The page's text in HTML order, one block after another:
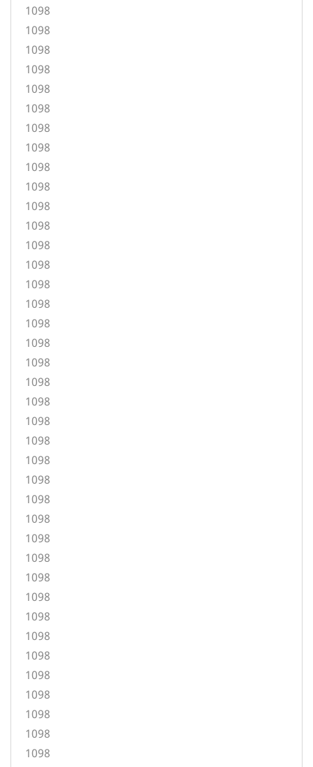
1098
1098
1098
1098
1098
1098
1098
1098
1098
1098
1098
1098
1098
1098
1098
1098
1098
1098
1098
1098
1098
1098
1098
1098
1098
1098
1098
1098
1098
1098
1098
1098
1098
1098
1098
1098
1098
1098
1098